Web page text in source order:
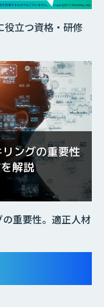
立つ資格・研修
重要性。適正人材